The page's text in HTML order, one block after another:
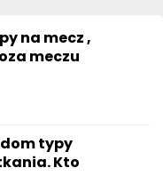
na mecz ,
meczu
typy
Kto